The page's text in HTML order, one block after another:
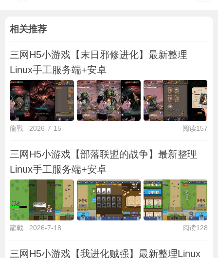
相关推荐
三网H5小游戏【末日邪修进化】最新整理
Linux手工服务端+安卓
龍戰 2026-7-15 阅读157
三网H5小游戏【部落联盟的战争】最新整理
Linux手工服务端+安卓
龍戰 2026-7-18 阅读128
三网H5小游戏【我进化贼强】最新整理Linux